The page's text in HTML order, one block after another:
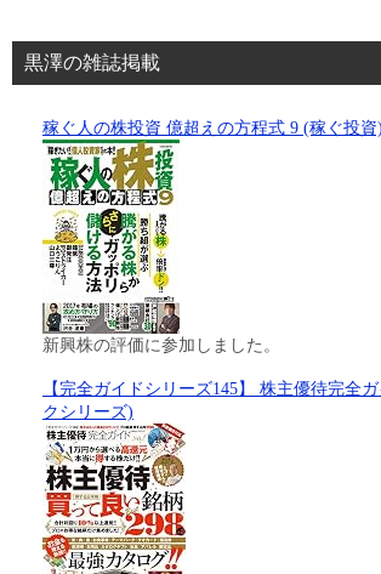
黒澤の雑誌掲載
稼ぐ人の株投資 億超えの方程式 9 (稼ぐ投資)
新興株の評価に参加しました。
【完全ガイドシリーズ145】 株主優待完全
クシリーズ)